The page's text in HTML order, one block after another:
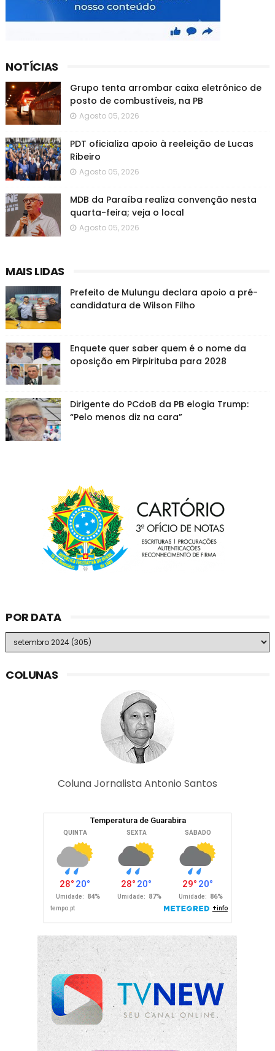
NOTÍCIAS
Grupo tenta arrombar caixa eletrônico de
posto de combustíveis, na PB
Agosto 05, 2026
PDT oficializa apoio à reeleição de Lucas
Ribeiro
Agosto 05, 2026
MDB da Paraíba realiza convenção nesta
quarta-feira; veja o local
Agosto 05, 2026
MAIS LIDAS
Prefeito de Mulungu declara apoio a pré-
candidatura de Wilson Filho
Enquete quer saber quem é o nome da
oposição em Pirpirituba para 2028
Dirigente do PCdoB da PB elogia Trump:
“Pelo menos diz na cara”
POR DATA
COLUNAS
Coluna Jornalista Antonio Santos